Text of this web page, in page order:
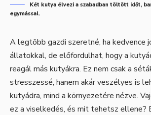
Két kutya élvezi a szabadban töltött időt,
egymással.
A legtöbb gazdi szeretné, ha kedvence
állatokkal, de előfordulhat, hogy a
reagál más kutyákra. Ez nem csak a
stresszessé, hanem akár veszélyes is
kutyádra, mind a környezetére nézve.
ez a viselkedés, és mit tehetsz ellene?